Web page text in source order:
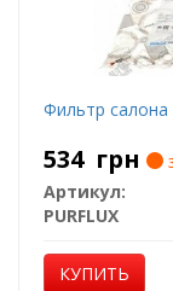
Фильтр
534 грн
Артикул:
PURFLUX
КУПИТЬ